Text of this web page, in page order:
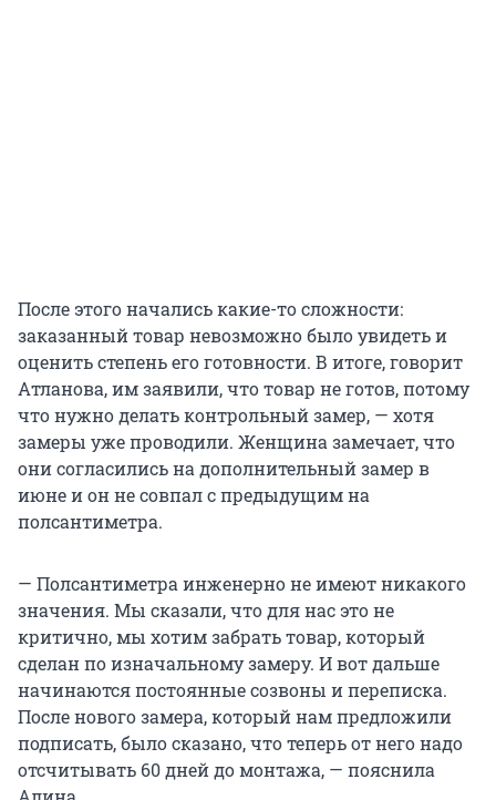
После этого начались какие-то сложности:
заказанный товар невозможно было увидеть и
оценить степень его готовности. В итоге, говорит
Атланова, им заявили, что товар не готов, потому
что нужно делать контрольный замер, — хотя
замеры уже проводили. Женщина замечает, что
они согласились на дополнительный замер в
июне и он не совпал с предыдущим на
полсантиметра.
— Полсантиметра инженерно не имеют никакого
значения. Мы сказали, что для нас это не
критично, мы хотим забрать товар, который
сделан по изначальному замеру. И вот дальше
начинаются постоянные созвоны и переписка.
После нового замера, который нам предложили
подписать, было сказано, что теперь от него надо
отсчитывать 60 дней до монтажа, — пояснила